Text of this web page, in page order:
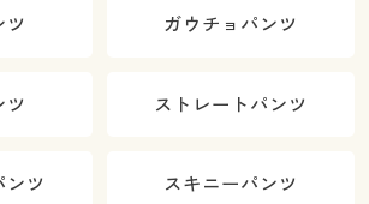
ツ ガウチョパンツ
ストレートパンツ
ツ スキニーパンツ